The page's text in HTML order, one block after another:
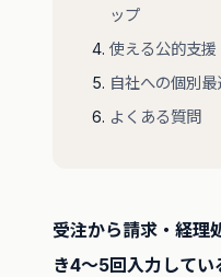
ップ
使える公的支援
自社への個別
よくある質問
受注から請求・経理
き4〜5回入力して